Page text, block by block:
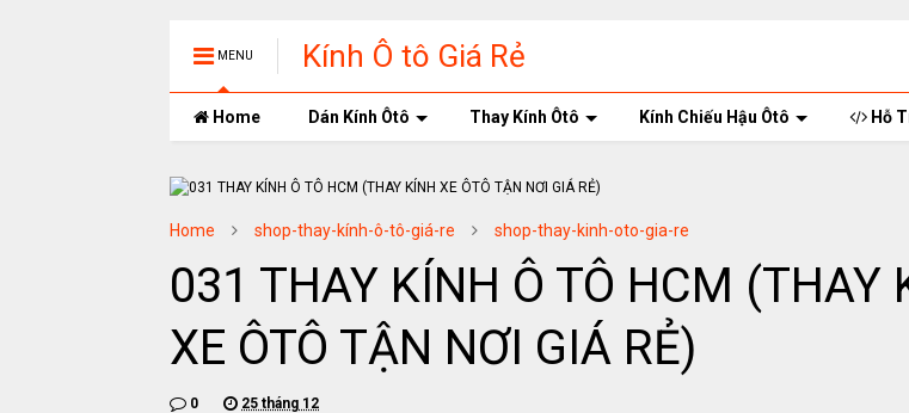
MENU Kính Ô tô Giá Rẻ
Home Dán Kính Ôtô Thay Kính Ôtô Kính Chiếu Hậu Ôtô Hỗ
Home shop-thay-kính-ô-tô-giá-re shop-thay-kinh-oto-gia-re
031 THAY KÍNH Ô TÔ HCM (THAY
XE ÔTÔ TẬN NƠI GIÁ RẺ)
0 25 tháng 12